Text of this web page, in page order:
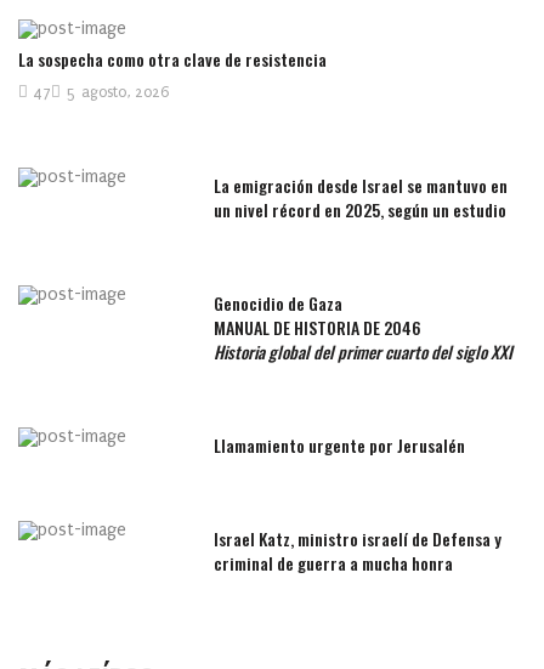
La sospecha como otra clave de resistencia
5 agosto, 2026
47
La emigración desde Israel se mantuvo en
un nivel récord en 2025, según un estudio
Genocidio de Gaza
MANUAL DE HISTORIA DE 2046
Historia global del primer cuarto del siglo XXI
Llamamiento urgente por Jerusalén
Israel Katz, ministro israelí de Defensa y
criminal de guerra a mucha honra